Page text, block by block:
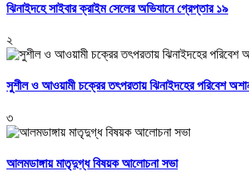
ঝিনাইদহে সাইবার ক্রাইম সেলের অভিযানে গ্রেপ্তার ১৯
২
সুশীল ও আওয়ামী চক্রের তৎপরতায় ঝিনাইদহের পরিবেশ
৩
আলমডাঙ্গায় মাতৃদুগ্ধ বিষয়ক আলোচনা সভা